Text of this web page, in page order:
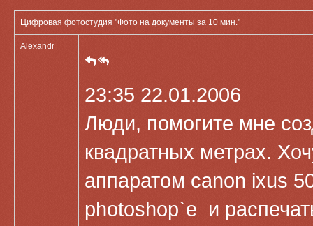
Цифровая фотостудия "Фото на документы за 10 мин."
Alexandr
23:35 22.01.2006
Люди, помогите мне
квадратных метрах.
аппаратом canon ixus
photoshop`е и